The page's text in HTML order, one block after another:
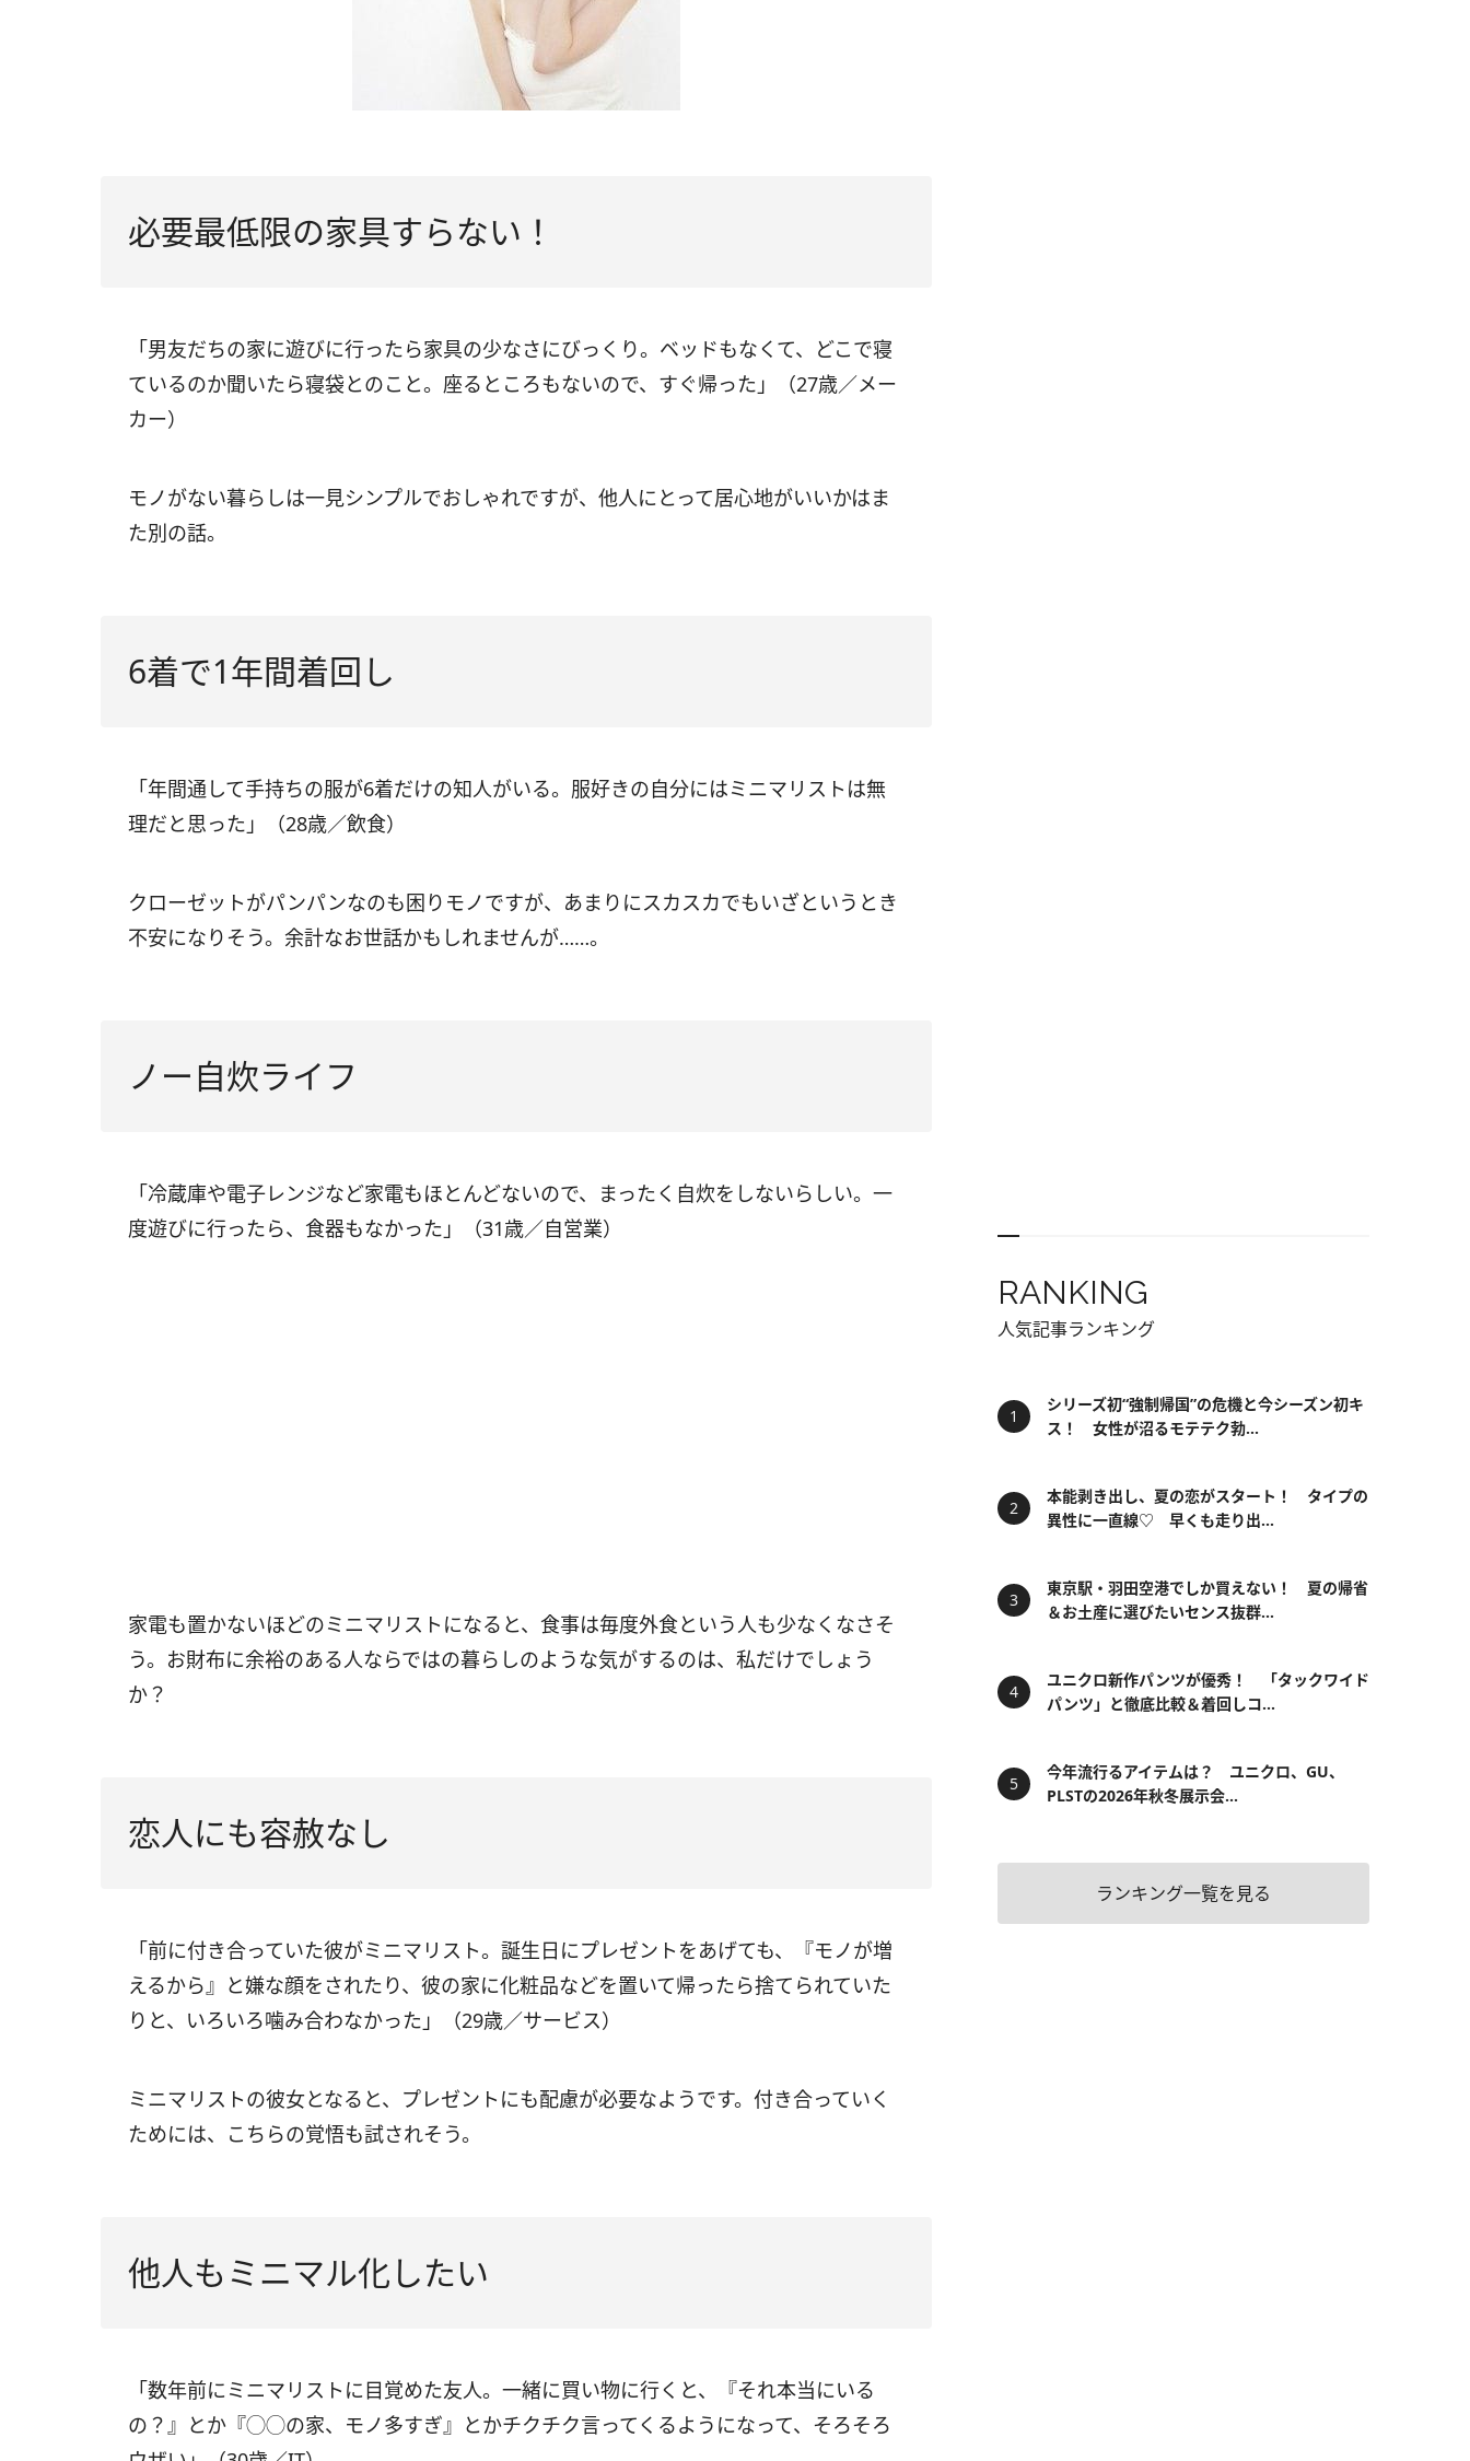
必要最低限の家具すらない！
「男友だちの家に遊びに行ったら家具の少なさにびっくり。ベッドもなくて、どこで寝
ているのか聞いたら寝袋とのこと。座るところもないので、すぐ帰った」（27歳／メー
カー）
モノがない暮らしは一見シンプルでおしゃれですが、他人にとって居心地がいいかはま
た別の話。
6着で1年間着回し
「年間通して手持ちの服が6着だけの知人がいる。服好きの自分にはミニマリストは無
理だと思った」（28歳／飲食）
クローゼットがパンパンなのも困りモノですが、あまりにスカスカでもいざというとき
不安になりそう。余計なお世話かもしれませんが……。
ノー自炊ライフ
「冷蔵庫や電子レンジなど家電もほとんどないので、まったく自炊をしないらしい。一
度遊びに行ったら、食器もなかった」（31歳／自営業）
家電も置かないほどのミニマリストになると、食事は毎度外食という人も少なくなさそ
う。お財布に余裕のある人ならではの暮らしのような気がするのは、私だけでしょう
か？
恋人にも容赦なし
「前に付き合っていた彼がミニマリスト。誕生日にプレゼントをあげても、『モノが増
えるから』と嫌な顔をされたり、彼の家に化粧品などを置いて帰ったら捨てられていた
りと、いろいろ噛み合わなかった」（29歳／サービス）
ミニマリストの彼女となると、プレゼントにも配慮が必要なようです。付き合っていく
ためには、こちらの覚悟も試されそう。
他人もミニマル化したい
「数年前にミニマリストに目覚めた友人。一緒に買い物に行くと、『それ本当にいる
の？』とか『◯◯の家、モノ多すぎ』とかチクチク言ってくるようになって、そろそろ
RANKING
人気記事ランキング
シリーズ初“強制帰国”の危機と今シーズン初キ
ス！ 女性が沼るモテテク勃...
本能剥き出し、夏の恋がスタート！ タイプの
異性に一直線♡ 早くも走り出...
東京駅・羽田空港でしか買えない！ 夏の帰省
＆お土産に選びたいセンス抜群...
ユニクロ新作パンツが優秀！ 「タックワイド
パンツ」と徹底比較＆着回しコ...
今年流行るアイテムは？ ユニクロ、GU、
PLSTの2026年秋冬展示会...
ランキング一覧を見る